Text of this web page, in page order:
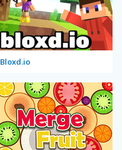
Bloxd.io